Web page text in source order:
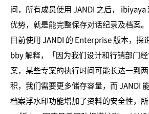
间，所有成员使用 JANDI 之后， ibiyaya
优势，就是能完整保存对话纪录及档案
目前使用 JANDI 的 Enterprise 版本，探
bby 解释，「因为我们设计和行销部门
案，某些专案的执行时间可能长达一到
积，我们需要更多储存容量，而 JANDI
档案浮水印功能增加了资料的安全性，